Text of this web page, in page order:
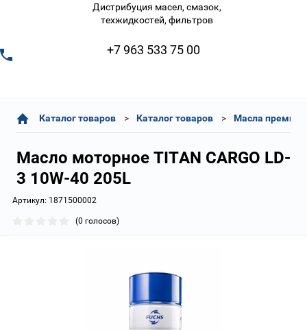
Дистрибуция масел, смазок,
техжидкостей, фильтров
+7 963 533 75 00
Каталог товаров Каталог товаров Масла премиум
Масло моторное TITAN CARGO LD-
3 10W-40 205L
Артикул: 1871500002
(0 голосов)